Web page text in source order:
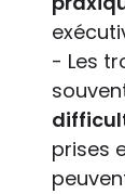
- Les
prises